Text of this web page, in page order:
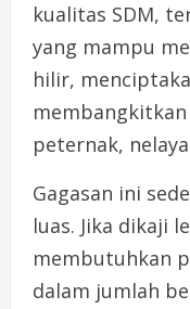
kualitas SDM,
yang mampu
hilir,
peternak,
Gagasan ini
luas. Jika dikaji
membutuhkan
dalam jumlah